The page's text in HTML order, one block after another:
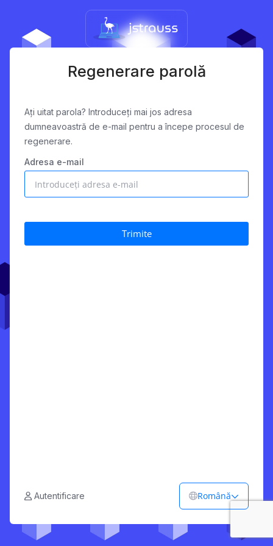
Regenerare parolă
Ați uitat parola? Introduceți mai jos adresa
dumneavoastră de e-mail pentru a începe procesul de
regenerare.
Adresa e-mail
Trimite
Autentificare Română